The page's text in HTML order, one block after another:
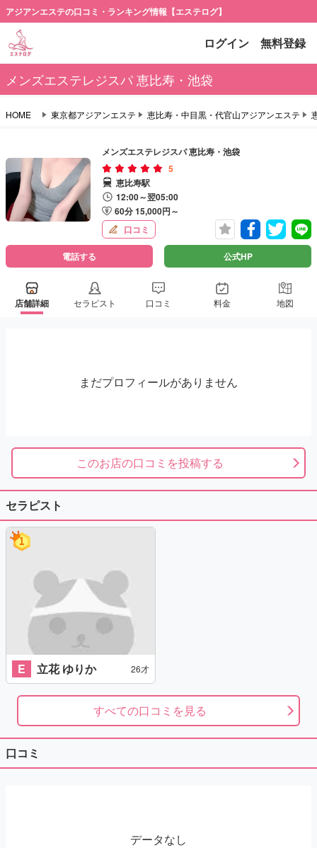
アジアンエステの口コミ・ランキング情報【エステログ】
ログイン 無料登録
メンズエステレジスパ 恵比寿・池袋
HOME 東京都アジアンエステ 恵比寿・中目黒・代官山アジアンエステ
メンズエステレジスパ 恵比寿・池袋
5
恵比寿駅
12:00～翌05:00
60分 15,000円～
口コミ
電話する 公式HP
店舗詳細 セラピスト 口コミ 料金 地図
まだプロフィールがありません
このお店の口コミを投稿する
セラピスト
E 立花 ゆりか 26才
すべての口コミを見る
口コミ
データなし